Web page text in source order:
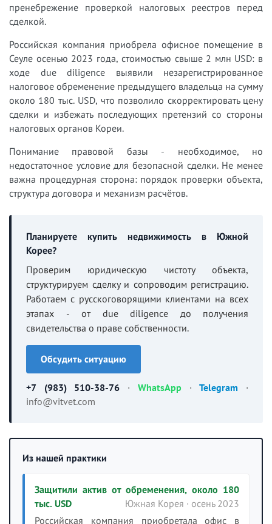
пренебрежение проверкой налоговых реестров перед
сделкой.
Российская компания приобрела офисное помещение в
Сеуле осенью 2023 года, стоимостью свыше 2 млн USD: в
ходе due diligence выявили незарегистрированное
налоговое обременение предыдущего владельца на сумму
около 180 тыс. USD, что позволило скорректировать цену
сделки и избежать последующих претензий со стороны
налоговых органов Кореи.
Понимание правовой базы - необходимое, но
недостаточное условие для безопасной сделки. Не менее
важна процедурная сторона: порядок проверки объекта,
структура договора и механизм расчётов.
Планируете купить недвижимость в Южной
Корее?
Проверим юридическую чистоту объекта,
структурируем сделку и сопроводим регистрацию.
Работаем с русскоговорящими клиентами на всех
этапах - от due diligence до получения
свидетельства о праве собственности.
Обсудить ситуацию
+7 (983) 510-38-76 · WhatsApp ·Telegram ·
info@vitvet.com
Из нашей практики
Защитили актив от обременения, около 180
тыс. USD
Южная Корея · осень 2023
Российская компания приобретала офис в